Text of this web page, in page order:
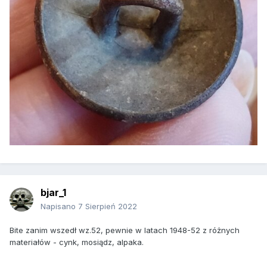
bjar_1
Napisano 7 Sierpień 2022
Bite zanim wszedł wz.52, pewnie w latach 1948-52 z różnych
materiałów - cynk, mosiądz, alpaka.